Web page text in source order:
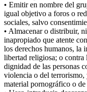
• Emitir en nombre del
igual objetivo a foros o
sociales, salvo
• Almacenar o distribuir,
inapropiado que atente
los derechos humanos, la
libertad religiosa; o contra
dignidad de las personas
violencia o del terrorismo,
material pornográfico o